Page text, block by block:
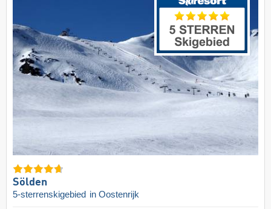
Sölden
5-sterrenskigebied in Oostenrijk